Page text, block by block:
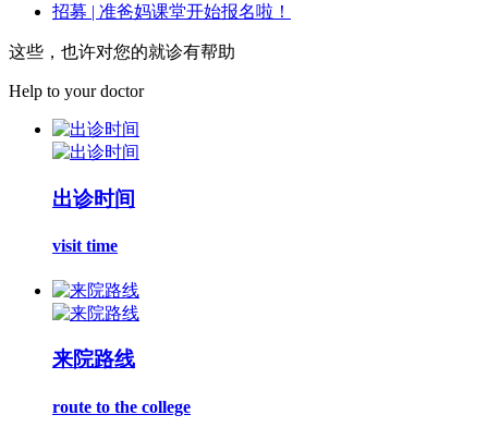
招募 | 准爸妈课堂开始报名啦！
这些，也许对您的就诊有帮助
Help to your doctor
出诊时间
visit time
来院路线
route to the college